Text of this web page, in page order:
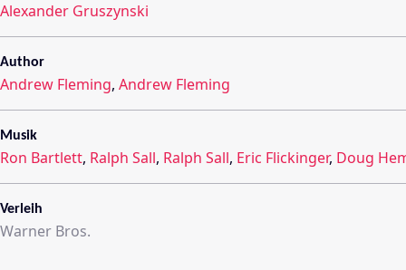
Alexander Gruszynski
Author
Andrew Fleming, Andrew Fleming
Musik
Ron Bartlett, Ralph Sall, Ralph Sall, Eric Flickinger, Doug
Verleih
Warner Bros.